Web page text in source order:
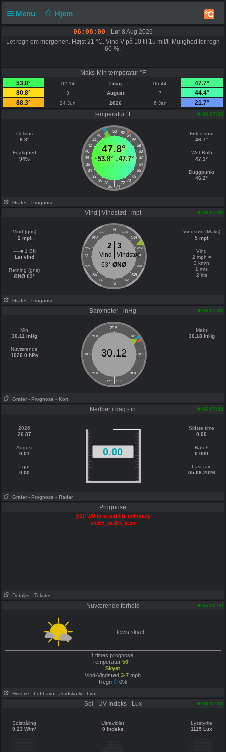
Menu Hjem °C
06:08:00
Lør 8 Aug 2026
Let regn om morgenen. Højst 21 °C. Vind V på 10 til 15 mil/t. Mulighed for regn
60 %.
Maks-Min temperatur °F
53.8°
02:14 I dag 05:44
47.7°
80.8°
3 August 7
44.4°
88.3°
24 Jun 2026 6 Jan
21.7°
Temperatur °F
06:07:38
Celsius
8.8°
Fugtighed
94%
50
48 52
46
54
44
56
42
58
40
60
38
62
36
64
34
66
32
68
30
70
28 72
|
26 74
47.8°
↑53.8°↓47.7°
Føles som
46.7°
Wet Bulb
47.3°
Duggpunkt
46.2°
Grafer - Prognose
Vind | Vindstød - mpt 06:07:38
Vind (gns)
2 mpt
1 Bft
Let vind
Retning (gns)
ØNØ 63°
N
NNV NNØ
NV NØ
VNV ØNØ
V E
VSV ØSØ
SV SØ
SSV SSØ
S
2 3
Vind
Vindstød
63°ØNØ
Vindstød (Maks)
5 mpt
Vind
2 mph =
3 km/h
1 m/s
2 kts
Grafer - Prognose
Barometer - inHg 06:07:38
Min
30.11 inHg
Nuværende
1020.0 hPa
29.5
29.0 30.0
28.5 30.5
28.0 31.0
|
27.5 31.5
30.12
Maks
30.18 inHg
Grafer - Prognose - Kort
Nedbør i dag - in 06:07:38
2026
26.87
August
0.01
I går
0.00
0.00
Sidste time
0.00
Rate/t
0.000
Last rain
05-08-2026
Grafer - Prognose - Radar
Prognose
(52): WU forecast file not ready
wufct_da-DK_e.txt
Detaljer - Tekster
Nuværende forhold 05:50:00
Delvis skyet
1 times prognose:
Temperatur 56°F
Skyet
Vind-Vindstød 3-7 mph
Regn
0%
Historie - Lufthavn - Jordskælv - Lyn
Sol - UV-Indeks - Lux 06:07:38
Solstråling
9.23 W/m²
Ultraviolet
0 Indeks
Lysstyrke
1115 Lux